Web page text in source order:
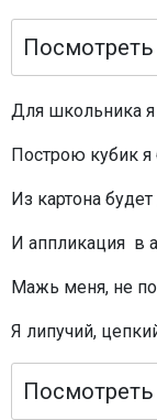
Посмотреть
Для школьника
Построю кубик
Из картона
И аппликация в
Мажь меня, не
Я липучий,
Посмотреть